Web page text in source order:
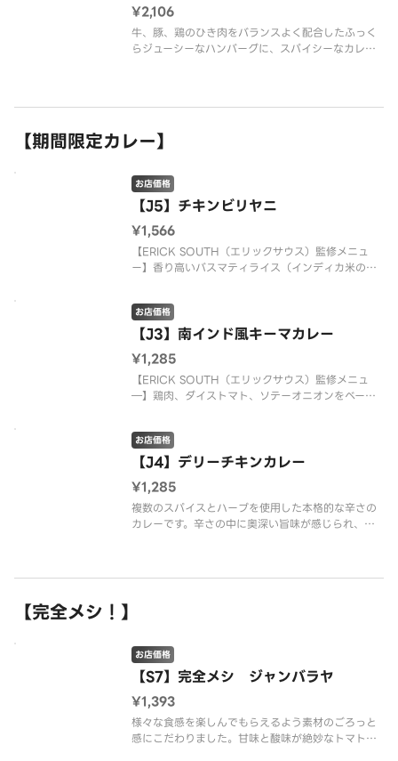
¥2,106
牛、豚、鶏のひき肉をバランスよく配合したふっく
らジューシーなハンバーグに、スパイシーなカレー
ーズソースをかけた、アクセント
【期間限定カレー】
【J5】チキンビリヤニ
お店価格
¥1,566
【ERICK SOUTH（エリックサウス）監修メニュ
ー】香り高いバスマティライス（インディカ米の一
サラで仕上げた本格ビリヤニです。※配達は配達業
者が行っております。※商品の栄養成分・アレルゲ
ン情報は、デニーズのホー
【J3】南インド風キーマカレー
お店価格
¥1,285
【ERICK SOUTH（エリックサウス）監修メニュ
―】鶏肉、ダイストマト、ソテーオニオンをベース
キーマカレーです。※配達は配達業者が行っており
ます。※商品の栄養成分・アレルゲン情報は、デニ
ーズのホームページをご確
【J4】デリーチキンカレー
お店価格
¥1,285
複数のスパイスとハーブを使用した本格的な辛さの
カレーです。辛さの中に奥深い旨味が感じられ、も
【完全メシ！】
【S7】完全メシ ジャンバラヤ
お店価格
¥1,393
様々な食感を楽しんでもらえるよう素材のごろっと
感にこだわりました。甘味と酸味が絶妙なトマトソ